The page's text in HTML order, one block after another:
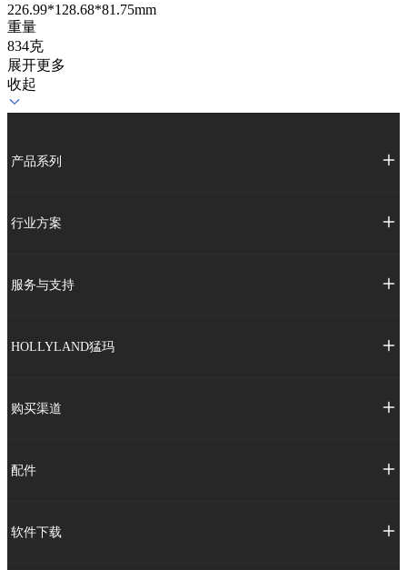
226.99*128.68*81.75mm
重量
834克
展开更多
收起
产品系列
行业方案
服务与支持
HOLLYLAND猛玛
购买渠道
配件
软件下载